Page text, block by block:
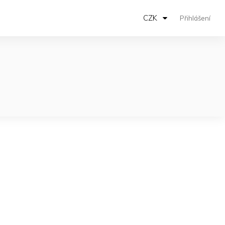
CZK Přihlášení